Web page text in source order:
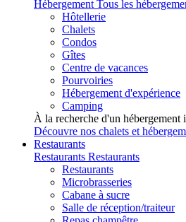
Hébergement Tous les
Hôtellerie
Chalets
Condos
Gîtes
Centre de vacances
Pourvoiries
Hébergement d'expérience
Camping
À la recherche d'un hébergement
Découvre nos chalets et
Restaurants
Restaurants Restaurants
Restaurants
Microbrasseries
Cabane à sucre
Salle de réception/traiteur